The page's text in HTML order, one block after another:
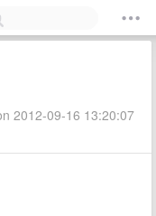
2012-09-16 13:20:07